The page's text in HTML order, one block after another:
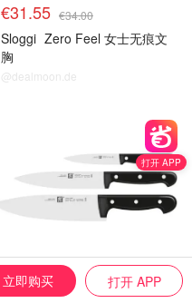
€31.55 €34.00
Sloggi Zero Feel 女士无痕文
胸
@dealmoon.de
打开 APP
立即购买 打开 APP